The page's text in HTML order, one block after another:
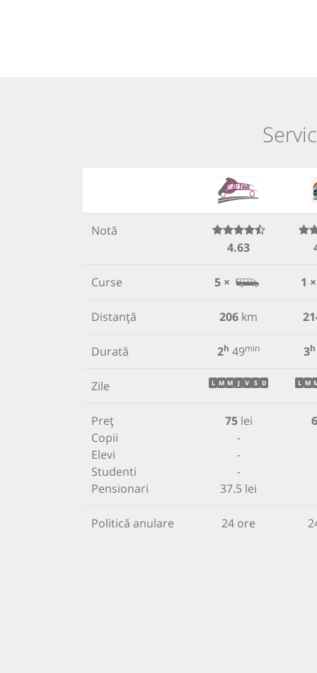
Notă
4.63
Curse 5 × 1 ×
Distanță 206 km
Durată 2h 49min 3h
Zile L M M J V S D L M
Preț
Copii
Elevi
Studenti
Pensionari
75lei
-
-
-
37.5 lei
Politică anulare 24 ore